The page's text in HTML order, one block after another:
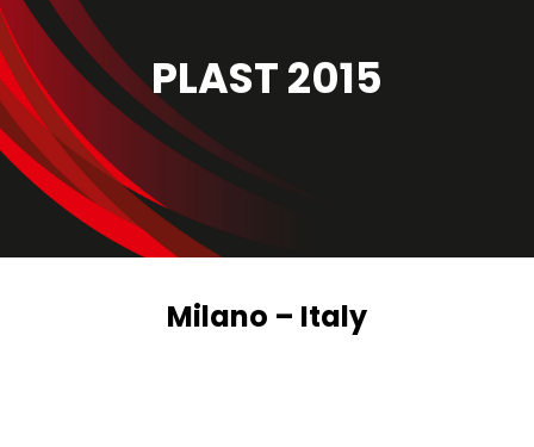
ENTERPRISE
KNOW-HOW
NOS SECTEURS
CONTACTEZ
NEWS ET ÉVÉNEMENTS
DOWNLOAD
PLAST 2015
Milano – Italy